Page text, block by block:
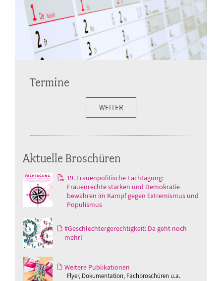
Termine
WEITER
Aktuelle Broschüren
19. Frauenpolitische Fachtagung:
Frauenrechte stärken und Demokratie
bewahren im Kampf gegen Extremismus und
Populismus
#Geschlechtergerechtigkeit: Da geht noch
mehr!
Weitere Publikationen
Flyer, Dokumentation, Fachbroschüren u.a.